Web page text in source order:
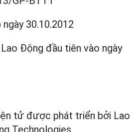
ngày 30.10.2012
Động đầu tiên vào ngày
tử được phát triển bởi Lao
Technologies